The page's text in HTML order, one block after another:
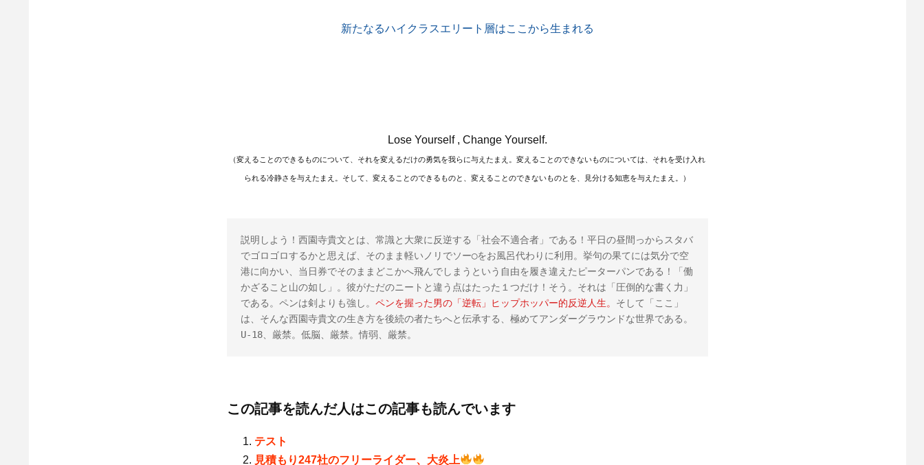
新たなるハイクラスエリート層はここから生まれる
Lose Yourself , Change Yourself.
（変えることのできるものについて、それを変えるだけの勇気を我らに与えたまえ。変えることのできないものについては、それを受け入れ
られる冷静さを与えたまえ。そして、変えることのできるものと、変えることのできないものとを、見分ける知恵を与えたまえ。）
説明しよう！西園寺貴文とは、常識と大衆に反逆する「社会不適合者」である！平日の昼間っからスタバ
でゴロゴロするかと思えば、そのまま軽いノリでソー◯をお風呂代わりに利用。挙句の果てには気分で空
港に向かい、当日券でそのままどこかへ飛んでしまうという自由を履き違えたピーターパンである！「働
かざること山の如し」。彼がただのニートと違う点はたった１つだけ！そう。それは「圧倒的な書く力」
である。ペンは剣よりも強し。 ペンを握った男の「逆転」ヒップホッパー的反逆人生。 そして「ここ」
は、そんな西園寺貴文の生き方を後続の者たちへと伝承する、極めてアンダーグラウンドな世界である。
U-18、厳禁。低脳、厳禁。情弱、厳禁。
この記事を読んだ人はこの記事も読んでいます
テスト
見積もり247社のフリーライダー、大炎上